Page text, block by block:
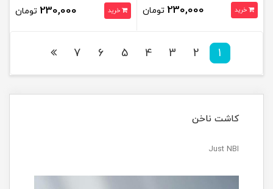
خرید 230,000 تومان خرید 230,000 تومان
1
2
3
4
5
6
7
کاشت ناخن
Just NBI